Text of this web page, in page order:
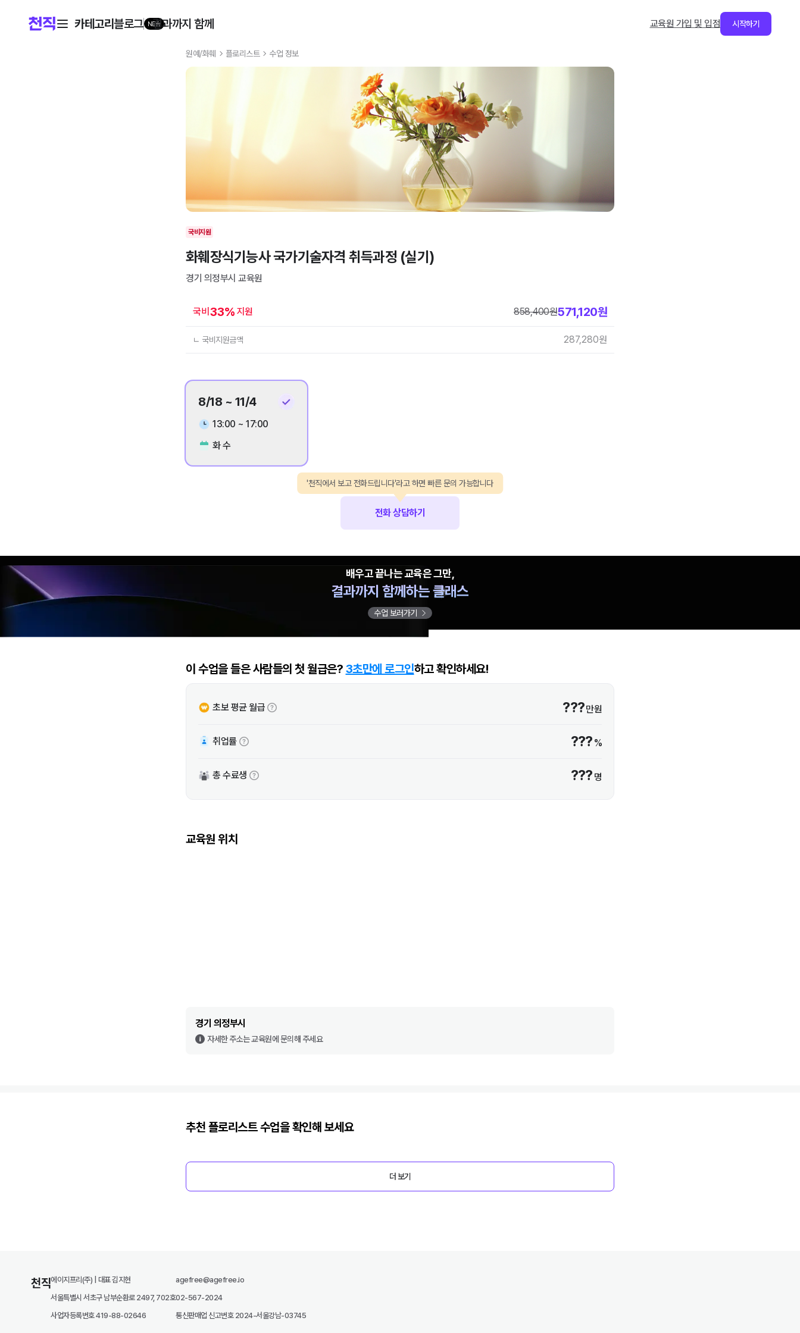
카테고리 블로그 NEW
결과까지 함께 교육원 가입 및 입점 시작하기
원예/화훼 플로리스트 수업 정보
국비지원
화훼장식기능사 국가기술자격 취득과정 (실기)
경기 의정부시 교육원
국비 33% 지원 858,400원571,120원
ㄴ 국비지원금액 287,280원
8/18 ~ 11/4
13:00 ~ 17:00
화 수
전화 상담하기
'천직에서 보고 전화드립니다'라고 하면 빠른 문의 가능합니다
배우고 끝나는 교육은 그만,
결과까지 함께하는 클래스
수업 보러가기
이 수업을 들은 사람들의 첫 월급은? 3초만에 로그인하고 확인하세요!
초보 평균 월급 ???만원
취업률 ??? %
총 수료생 ??? 명
교육원 위치
경기 의정부시
자세한 주소는 교육원에 문의해 주세요
추천 플로리스트수업을 확인해 보세요
더 보기
천직에이지프리(주) | 대표 김지현
서울특별시 서초구 남부순환로 2497, 702호
사업자등록번호 419-88-02646
agefree@agefree.io
02-567-2024
통신판매업 신고번호 2024-서울강남-03745